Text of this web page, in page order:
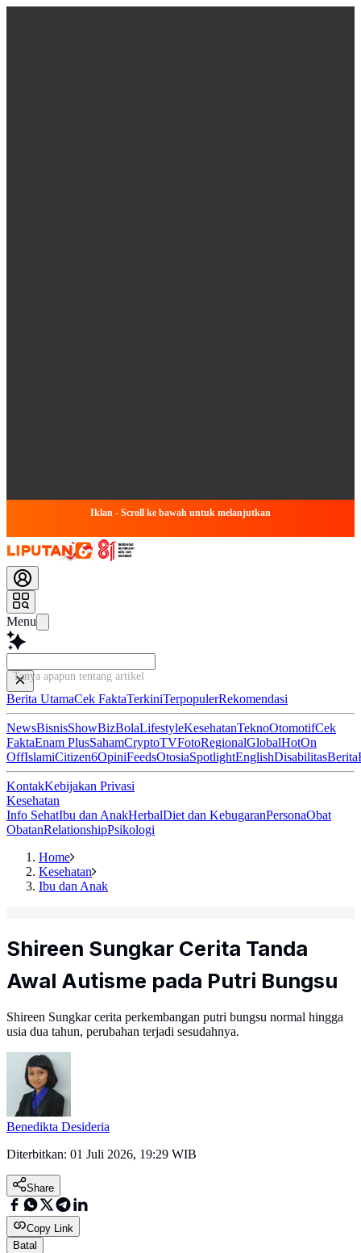
Iklan - Scroll ke bawah untuk melanjutkan
Menu
Tanya apapun tentang artikel ini...
Berita UtamaCek FaktaTerkiniTerpopulerRekomendasi
NewsBisnisShowBizBolaLifestyleKesehatanTeknoOtomotifCek
FaktaEnam PlusSahamCryptoTVFotoRegionalGlobalHotOn
OffIslamiCitizen6OpiniFeedsOtosiaSpotlightEnglishDisabilitasBerita
KontakKebijakan Privasi
Kesehatan
Info SehatIbu dan AnakHerbalDiet dan KebugaranPersonaObat
ObatanRelationshipPsikologi
Home
Kesehatan
Ibu dan Anak
Shireen Sungkar Cerita Tanda
Awal Autisme pada Putri Bungsu
Shireen Sungkar cerita perkembangan putri bungsu normal hingga
usia dua tahun, perubahan terjadi sesudahnya.
Benedikta Desideria
Diterbitkan: 01 Juli 2026, 19:29 WIB
Share
Copy Link
Batal